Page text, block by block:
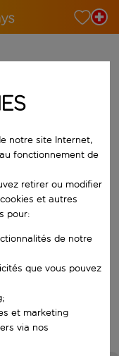
Lorsque les
Lorsque les
notre site Internet,
fonctionnement de
retirer ou modifier
et autres
pour:
de notre
que vous pouvez
et marketing
via nos